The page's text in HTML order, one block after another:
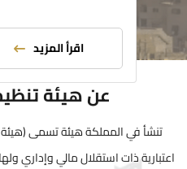
اقرأ المزيد
عن هيئة
تنشأ في المملكة هيئة تسمى (هيئة
اعتبارية ذات استقلال مالي وإداري